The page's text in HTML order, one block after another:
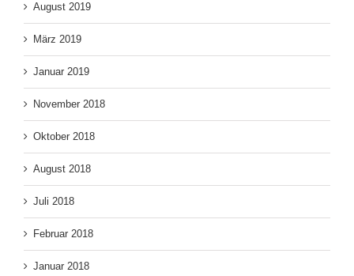
August 2019
März 2019
Januar 2019
November 2018
Oktober 2018
August 2018
Juli 2018
Februar 2018
Januar 2018